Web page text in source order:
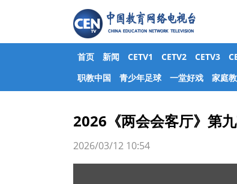
首页 新闻 CETV1 CETV2 CETV3
职教中国
青少年足球 一堂好戏 家庭
2026《两会会客厅》第
2026/03/12 10:54